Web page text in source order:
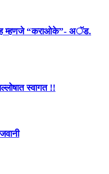
म्हणजे “कराओके”- अॅड.
स्वागत !!